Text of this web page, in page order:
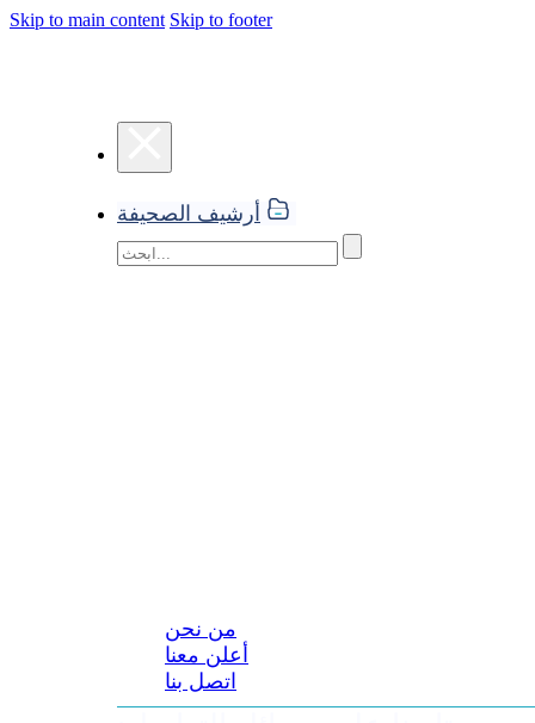
Skip to main content Skip to footer
أرشيف الصحيفة
من نحن
أعلن معنا
اتصل بنا